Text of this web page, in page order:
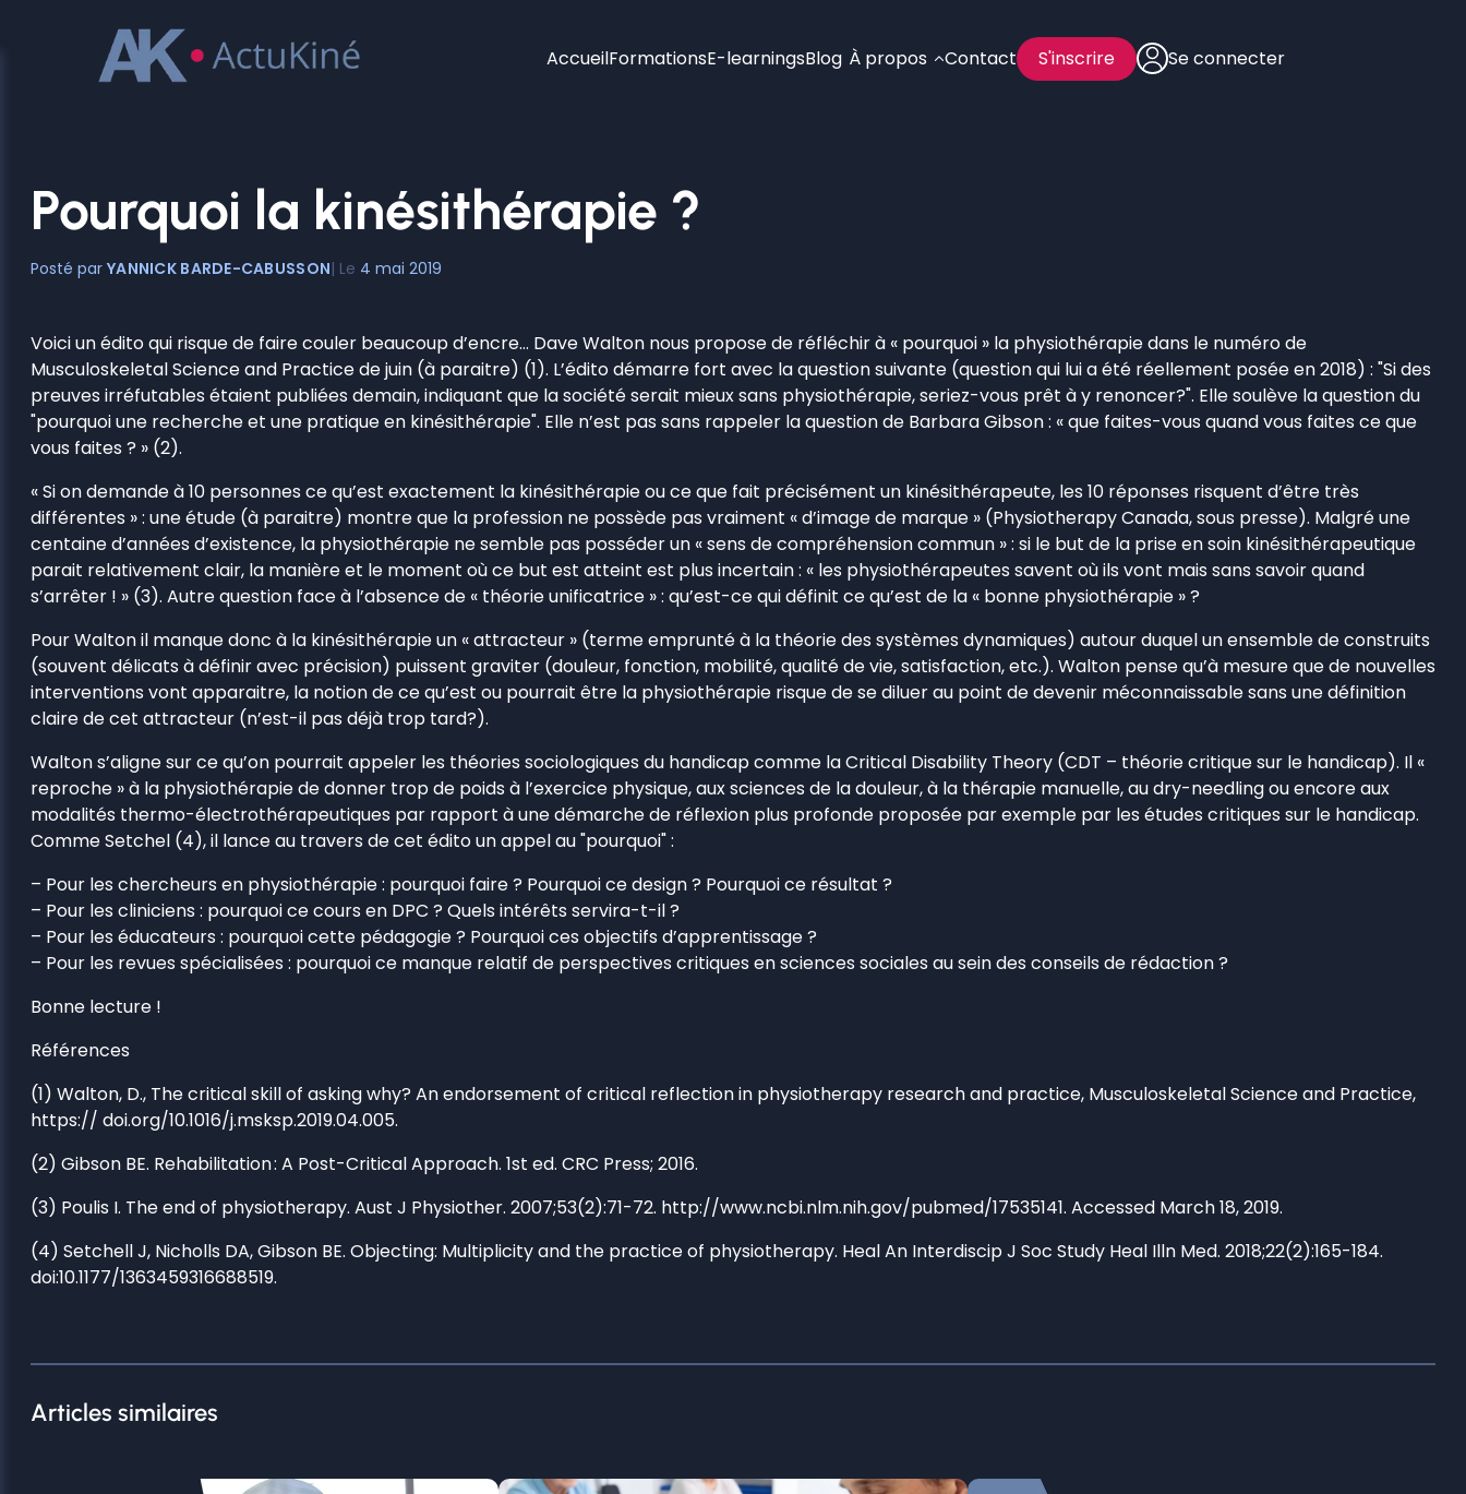
AccueilFormationsE-learningsBlog À propos Contact S'inscrire Se connecter
Pourquoi la kinésithérapie ?
YANNICK BARDE-CABUSSON 4 mai 2019
Voici un édito qui risque de faire couler beaucoup d’encre… Dave Walton nous propose de réfléchir à « pourquoi » la physiothérapie dans le numéro de
Musculoskeletal Science and Practice de juin (à paraitre) (1). L’édito démarre fort avec la question suivante (question qui lui a été réellement posée en 2018) : "Si des
preuves irréfutables étaient publiées demain, indiquant que la société serait mieux sans physiothérapie, seriez-vous prêt à y renoncer?". Elle soulève la question du
"pourquoi une recherche et une pratique en kinésithérapie". Elle n’est pas sans rappeler la question de Barbara Gibson : « que faites-vous quand vous faites ce que
vous faites ? » (2).
« Si on demande à 10 personnes ce qu’est exactement la kinésithérapie ou ce que fait précisément un kinésithérapeute, les 10 réponses risquent d’être très
différentes » : une étude (à paraitre) montre que la profession ne possède pas vraiment « d’image de marque » (Physiotherapy Canada, sous presse). Malgré une
centaine d’années d’existence, la physiothérapie ne semble pas posséder un « sens de compréhension commun » : si le but de la prise en soin kinésithérapeutique
parait relativement clair, la manière et le moment où ce but est atteint est plus incertain : « les physiothérapeutes savent où ils vont mais sans savoir quand
s’arrêter ! » (3). Autre question face à l’absence de « théorie unificatrice » : qu’est-ce qui définit ce qu’est de la « bonne physiothérapie » ?
Pour Walton il manque donc à la kinésithérapie un « attracteur » (terme emprunté à la théorie des systèmes dynamiques) autour duquel un ensemble de construits
(souvent délicats à définir avec précision) puissent graviter (douleur, fonction, mobilité, qualité de vie, satisfaction, etc.). Walton pense qu’à mesure que de nouvelles
interventions vont apparaitre, la notion de ce qu’est ou pourrait être la physiothérapie risque de se diluer au point de devenir méconnaissable sans une définition
claire de cet attracteur (n’est-il pas déjà trop tard?).
Walton s’aligne sur ce qu’on pourrait appeler les théories sociologiques du handicap comme la Critical Disability Theory (CDT – théorie critique sur le handicap). Il «
reproche » à la physiothérapie de donner trop de poids à l’exercice physique, aux sciences de la douleur, à la thérapie manuelle, au dry-needling ou encore aux
modalités thermo-électrothérapeutiques par rapport à une démarche de réflexion plus profonde proposée par exemple par les études critiques sur le handicap.
Comme Setchel (4), il lance au travers de cet édito un appel au "pourquoi" :
– Pour les chercheurs en physiothérapie : pourquoi faire ? Pourquoi ce design ? Pourquoi ce résultat ?
– Pour les cliniciens : pourquoi ce cours en DPC ? Quels intérêts servira-t-il ?
– Pour les éducateurs : pourquoi cette pédagogie ? Pourquoi ces objectifs d’apprentissage ?
– Pour les revues spécialisées : pourquoi ce manque relatif de perspectives critiques en sciences sociales au sein des conseils de rédaction ?
Bonne lecture !
Références
(1) Walton, D., The critical skill of asking why? An endorsement of critical reflection in physiotherapy research and practice, Musculoskeletal Science and Practice,
https:// doi.org/10.1016/j.msksp.2019.04.005.
(2) Gibson BE. Rehabilitation : A Post-Critical Approach. 1st ed. CRC Press; 2016.
(3) Poulis I. The end of physiotherapy. Aust J Physiother. 2007;53(2):71-72. http://www.ncbi.nlm.nih.gov/pubmed/17535141. Accessed March 18, 2019.
(4) Setchell J, Nicholls DA, Gibson BE. Objecting: Multiplicity and the practice of physiotherapy. Heal An Interdiscip J Soc Study Heal Illn Med. 2018;22(2):165-184.
doi:10.1177/1363459316688519.
Articles similaires